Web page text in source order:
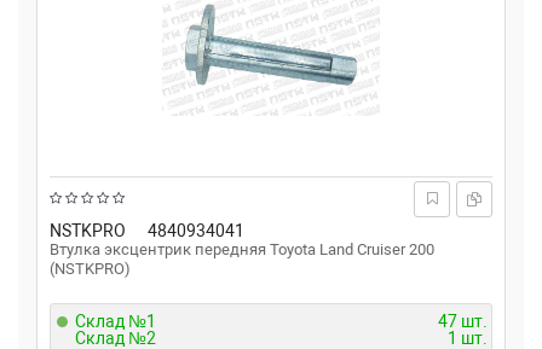
NSTKPRO 4840934041
Втулка эксцентрик передняя Toyota Land Cruiser 200
(NSTKPRO)
Склад №1
47 шт.
Склад №2
1 шт.